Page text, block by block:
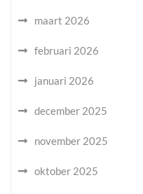
maart 2026
februari 2026
januari 2026
december 2025
november 2025
oktober 2025